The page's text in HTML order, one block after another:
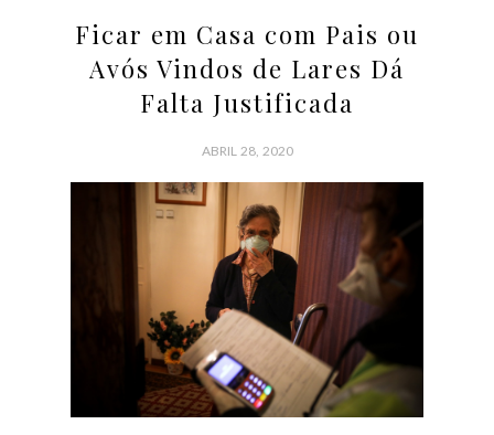
Ficar em Casa com Pais ou
Avós Vindos de Lares Dá
Falta Justificada
ABRIL 28, 2020